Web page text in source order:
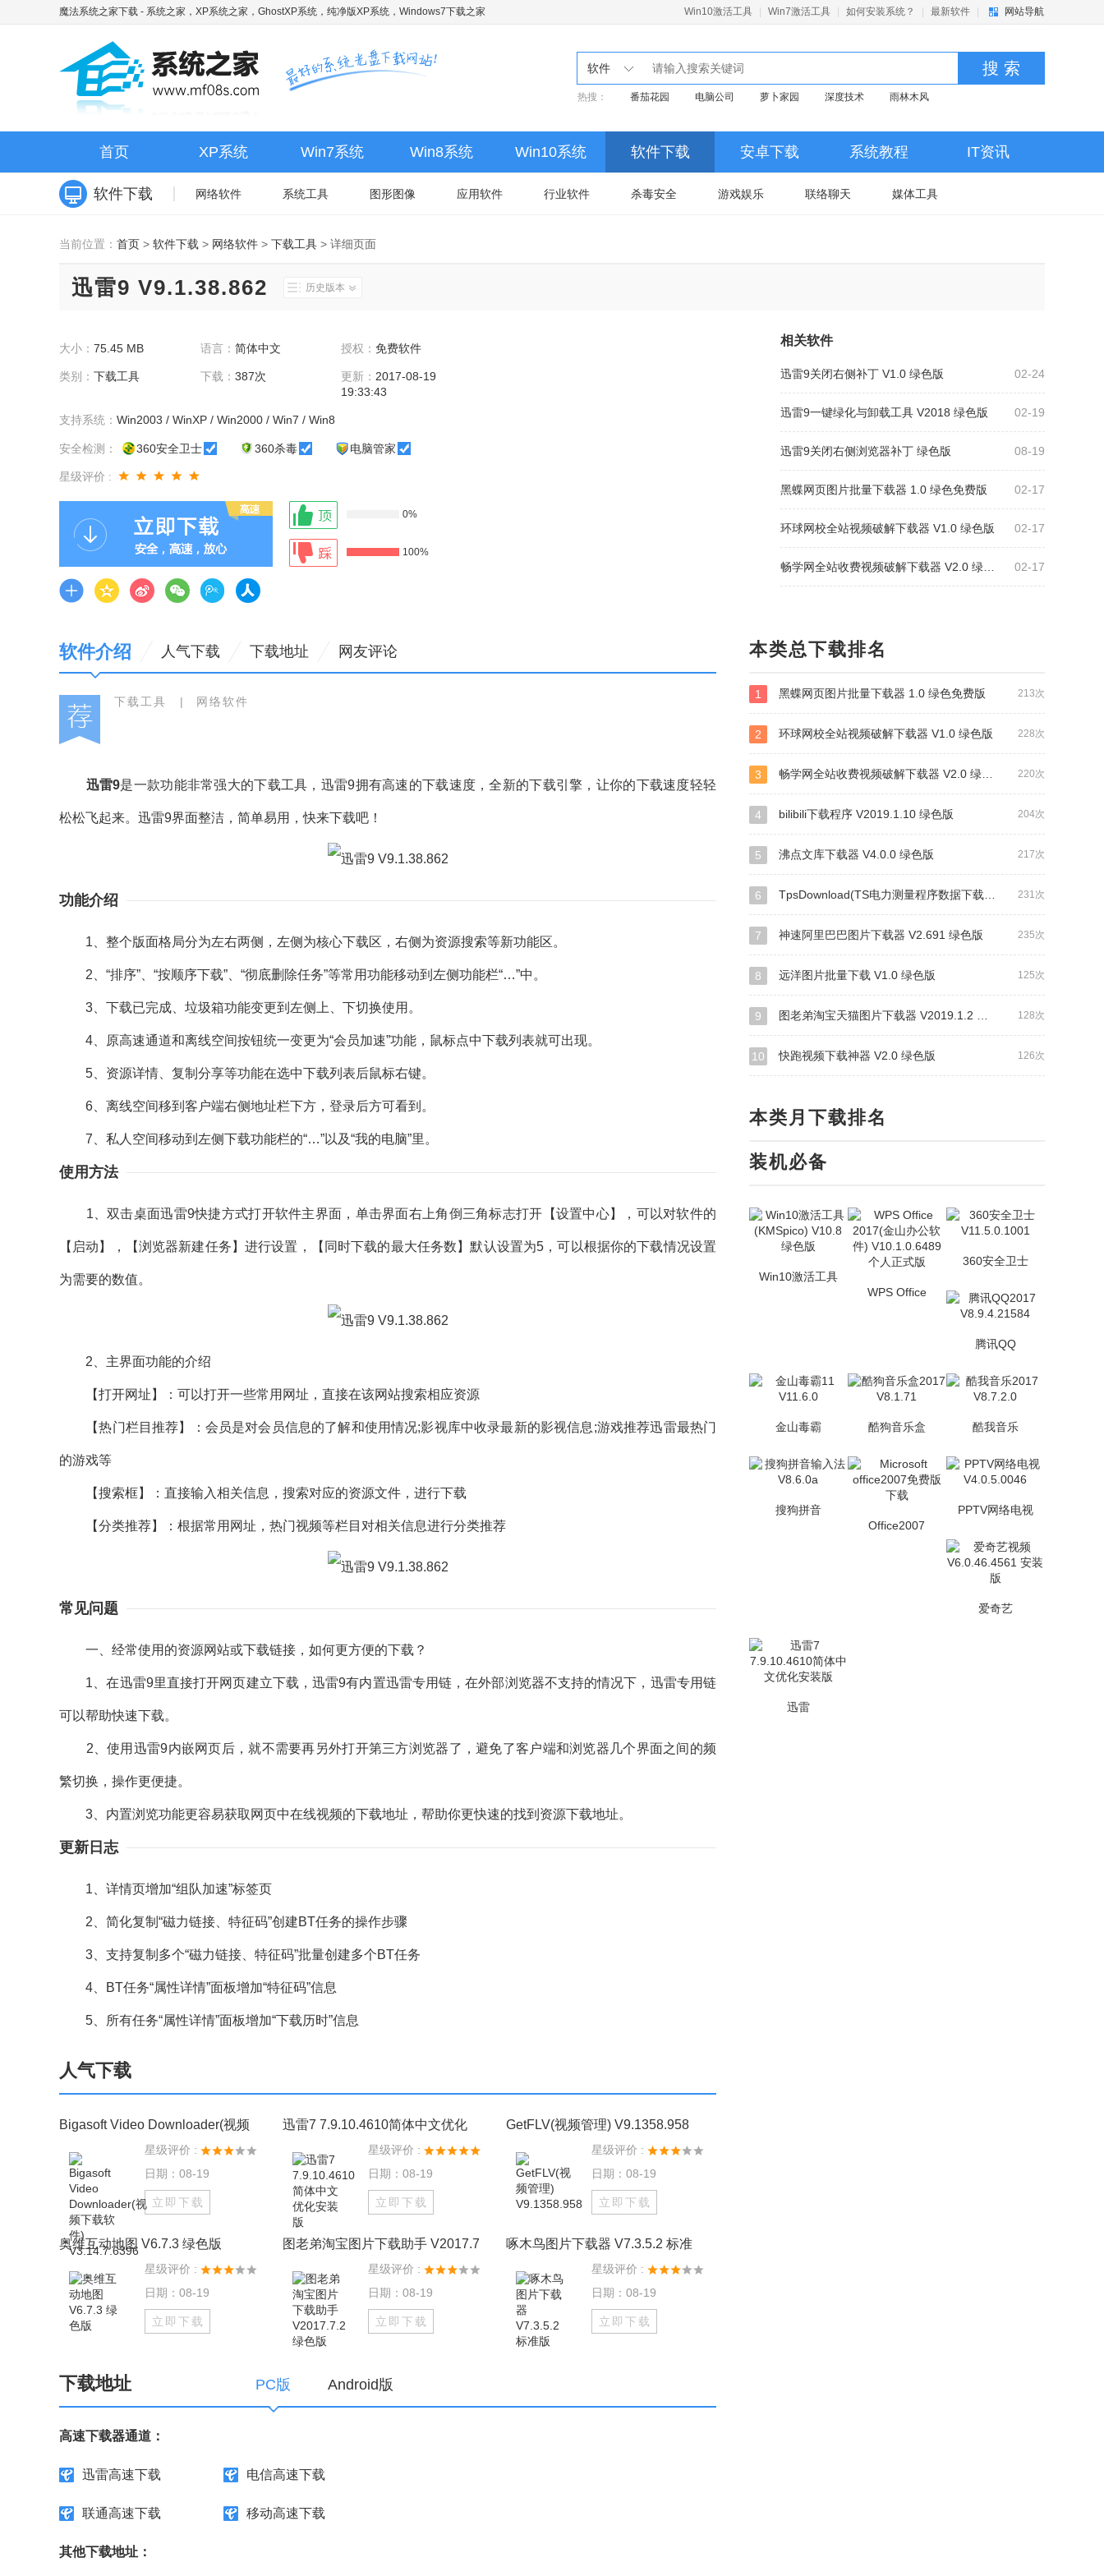
魔法系统之家下载 - 系统之家，XP系统之家，GhostXP系统，纯净版XP系统，Windows7下载之家 Win10激活工具 Win7激活工具 如何安装系统？ 最新软件 网站导航
软件 搜 索
热搜： 番茄花园 电脑公司 萝卜家园 深度技术 雨林木风
首页 XP系统 Win7系统 Win8系统 Win10系统 软件下载 安卓下载 系统教程 IT资讯
软件下载 网络软件 系统工具 图形图像 应用软件 行业软件 杀毒安全 游戏娱乐 联络聊天 媒体工具
当前位置： 首页 > 软件下载 > 网络软件 > 下载工具 > 详细页面
迅雷9 V9.1.38.862 历史版本
大小： 75.45 MB 语言： 简体中文 授权：免费软件
类别： 下载工具 下载： 387次 更新： 2017-08-19
19:33:43
支持系统： Win2003 / WinXP / Win2000 / Win7 / Win8
安全检测： 360安全卫士 360杀毒 电脑管家
星级评价 :
0%
100%
相关软件
02-24
迅雷9关闭右侧补丁 V1.0 绿色版
02-19
迅雷9一键绿化与卸载工具 V2018 绿色版
08-19
迅雷9关闭右侧浏览器补丁 绿色版
02-17
黑蝶网页图片批量下载器 1.0 绿色免费版
02-17
环球网校全站视频破解下载器 V1.0 绿色版
02-17
软件介绍 人气下载 下载地址 网友评论
下载工具 | 网络软件
迅雷9是一款功能非常强大的下载工具，迅雷9拥有高速的下载速度，全新的下载引擎，让你的下载速度轻轻
松松飞起来。迅雷9界面整洁，简单易用，快来下载吧！
功能介绍
1、整个版面格局分为左右两侧，左侧为核心下载区，右侧为资源搜索等新功能区。
2、“排序”、“按顺序下载”、“彻底删除任务”等常用功能移动到左侧功能栏“…”中。
3、下载已完成、垃圾箱功能变更到左侧上、下切换使用。
4、原高速通道和离线空间按钮统一变更为“会员加速”功能，鼠标点中下载列表就可出现。
5、资源详情、复制分享等功能在选中下载列表后鼠标右键。
6、离线空间移到客户端右侧地址栏下方，登录后方可看到。
7、私人空间移动到左侧下载功能栏的“…”以及“我的电脑”里。
使用方法
1、双击桌面迅雷9快捷方式打开软件主界面，单击界面右上角倒三角标志打开【设置中心】，可以对软件的
【启动】，【浏览器新建任务】进行设置，【同时下载的最大任务数】默认设置为5，可以根据你的下载情况设置
为需要的数值。
2、主界面功能的介绍
【打开网址】：可以打开一些常用网址，直接在该网站搜索相应资源
【热门栏目推荐】：会员是对会员信息的了解和使用情况;影视库中收录最新的影视信息;游戏推荐迅雷最热门
的游戏等
【搜索框】：直接输入相关信息，搜索对应的资源文件，进行下载
【分类推荐】：根据常用网址，热门视频等栏目对相关信息进行分类推荐
常见问题
一、经常使用的资源网站或下载链接，如何更方便的下载？
1、在迅雷9里直接打开网页建立下载，迅雷9有内置迅雷专用链，在外部浏览器不支持的情况下，迅雷专用链
可以帮助快速下载。
2、使用迅雷9内嵌网页后，就不需要再另外打开第三方浏览器了，避免了客户端和浏览器几个界面之间的频
繁切换，操作更便捷。
3、内置浏览功能更容易获取网页中在线视频的下载地址，帮助你更快速的找到资源下载地址。
更新日志
1、详情页增加“组队加速”标签页
2、简化复制“磁力链接、特征码”创建BT任务的操作步骤
3、支持复制多个“磁力链接、特征码”批量创建多个BT任务
4、BT任务“属性详情”面板增加“特征码”信息
5、所有任务“属性详情”面板增加“下载历时”信息
人气下载
Bigasoft Video Downloader(视频
星级评价 :
日期：08-19
立即下载
迅雷7 7.9.10.4610简体中文优化
星级评价 :
日期：08-19
立即下载
GetFLV(视频管理) V9.1358.958
星级评价 :
日期：08-19
立即下载
奥维互动地图 V6.7.3 绿色版
星级评价 :
日期：08-19
立即下载
图老弟淘宝图片下载助手 V2017.7
星级评价 :
日期：08-19
立即下载
啄木鸟图片下载器 V7.3.5.2 标准
星级评价 :
日期：08-19
立即下载
下载地址 PC版 Android版
高速下载器通道：
迅雷高速下载 电信高速下载
联通高速下载 移动高速下载
其他下载地址：
本类总下载排名
213次
1 黑蝶网页图片批量下载器 1.0 绿色免费版
228次
2 环球网校全站视频破解下载器 V1.0 绿色版
220次
3 畅学网全站收费视频破解下载器 V2.0 绿色版
204次
4 bilibili下载程序 V2019.1.10 绿色版
217次
5 沸点文库下载器 V4.0.0 绿色版
231次
6 TpsDownload(TS电力测量程序数据下载工具) V1.0 绿色免费版
235次
7 神速阿里巴巴图片下载器 V2.691 绿色版
125次
8 远洋图片批量下载 V1.0 绿色版
128次
9 图老弟淘宝天猫图片下载器 V2019.1.2 绿色版
126次
10 快跑视频下载神器 V2.0 绿色版
本类月下载排名
装机必备
Win10激活工具
WPS Office
360安全卫士
腾讯QQ
金山毒霸 酷狗音乐盒 酷我音乐
搜狗拼音
Office2007
PPTV网络电视
爱奇艺
迅雷